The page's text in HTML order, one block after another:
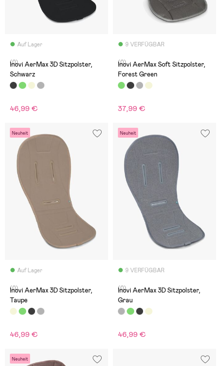
Auf Lager
(0)
Inovi AerMax 3D Sitzpolster,
Schwarz
46,99 €
9 VERFÜGBAR
(0)
Inovi AerMax Soft Sitzpolster,
Forest Green
37,99 €
Neuheit
Auf Lager
(0)
Inovi AerMax 3D Sitzpolster,
Taupe
46,99 €
Neuheit
9 VERFÜGBAR
(0)
Inovi AerMax 3D Sitzpolster,
Grau
46,99 €
Neuheit